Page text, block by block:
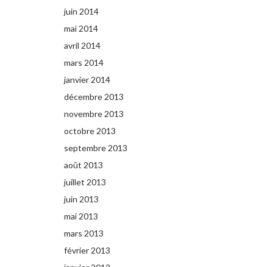
juin 2014
mai 2014
avril 2014
mars 2014
janvier 2014
décembre 2013
novembre 2013
octobre 2013
septembre 2013
août 2013
juillet 2013
juin 2013
mai 2013
mars 2013
février 2013